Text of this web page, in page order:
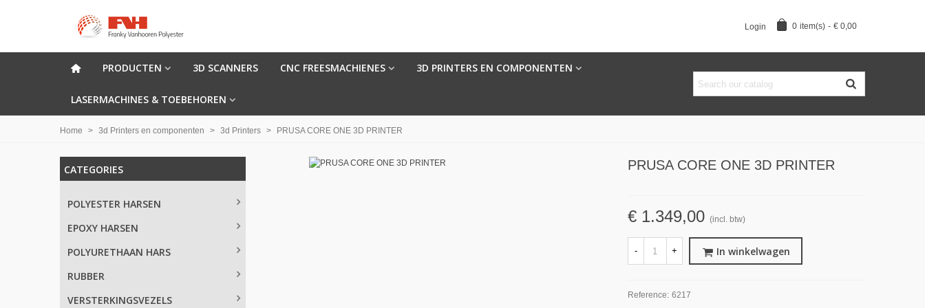
Login 0 item(s) - € 0,00
PRODUCTEN 3D SCANNERS CNC FREESMACHIENES 3D PRINTERS EN COMPONENTEN
LASERMACHINES & TOEBEHOREN
Home > 3d Printers en componenten > 3d Printers > PRUSA CORE ONE 3D PRINTER
CATEGORIES
POLYESTER HARSEN
EPOXY HARSEN
POLYURETHAAN HARS
RUBBER
VERSTERKINGSVEZELS
PRUSA CORE ONE 3D PRINTER
€ 1.349,00 (incl. btw)
- + In winkelwagen
Reference: 6217